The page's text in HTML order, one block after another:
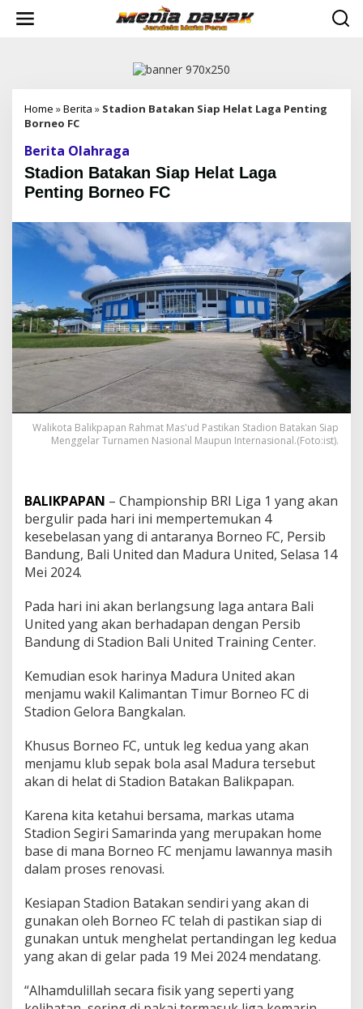
Home »Berita » Stadion Batakan Siap Helat Laga Penting
Borneo FC
Berita Olahraga
Stadion Batakan Siap Helat Laga
Penting Borneo FC
Walikota Balikpapan Rahmat Mas'ud Pastikan Stadion Batakan Siap
Menggelar Turnamen Nasional Maupun Internasional.(Foto:ist).
BALIKPAPAN – Championship BRI Liga 1 yang akan
bergulir pada hari ini mempertemukan 4
kesebelasan yang di antaranya Borneo FC, Persib
Bandung, Bali United dan Madura United, Selasa 14
Mei 2024.
Pada hari ini akan berlangsung laga antara Bali
United yang akan berhadapan dengan Persib
Bandung di Stadion Bali United Training Center.
Kemudian esok harinya Madura United akan
menjamu wakil Kalimantan Timur Borneo FC di
Stadion Gelora Bangkalan.
Khusus Borneo FC, untuk leg kedua yang akan
menjamu klub sepak bola asal Madura tersebut
akan di helat di Stadion Batakan Balikpapan.
Karena kita ketahui bersama, markas utama
Stadion Segiri Samarinda yang merupakan home
base di mana Borneo FC menjamu lawannya masih
dalam proses renovasi.
Kesiapan Stadion Batakan sendiri yang akan di
gunakan oleh Borneo FC telah di pastikan siap di
gunakan untuk menghelat pertandingan leg kedua
yang akan di gelar pada 19 Mei 2024 mendatang.
“Alhamdulillah secara fisik yang seperti yang